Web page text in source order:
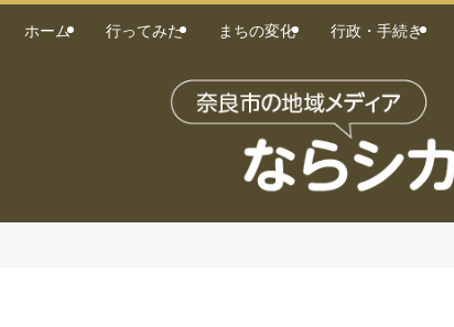
ホーム 行ってみた まちの変化 行政・手続き